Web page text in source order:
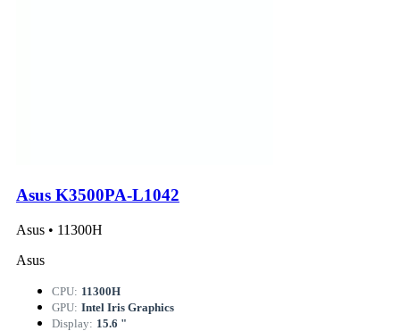
Asus K3500PA-L1042
Asus • 11300H
Asus
CPU: 11300H
GPU: Intel Iris Graphics
Display: 15.6 "